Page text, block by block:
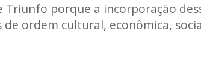
porque a incorporação
ordem cultural, econômica,